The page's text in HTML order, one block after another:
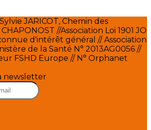
JARICOT, Chemin des
//Association Loi 1901 JO
d'intérêt général // Association
de la Santé N° 2013AG0056 //
FSHD Europe // N° Orphanet
newsletter